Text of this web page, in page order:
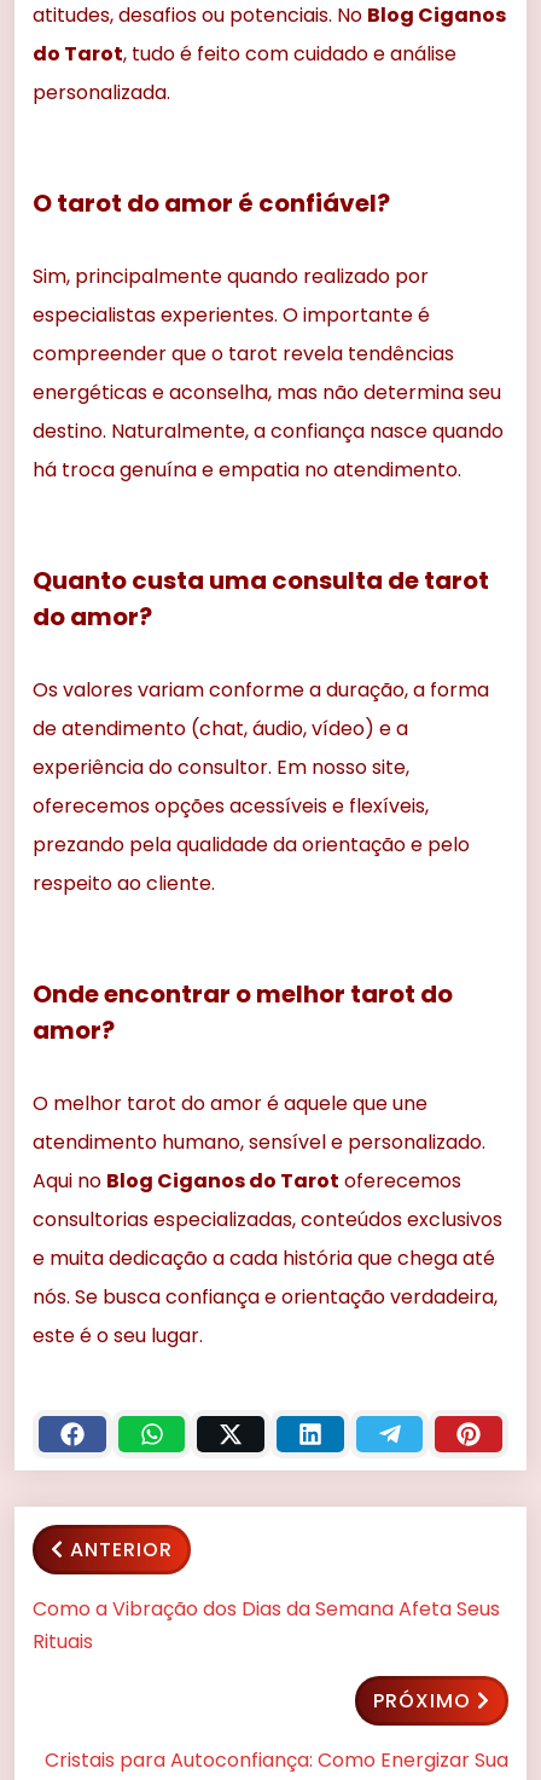
atitudes, desafios ou potenciais. No Blog Ciganos
do Tarot, tudo é feito com cuidado e análise
personalizada.
O tarot do amor é confiável?
Sim, principalmente quando realizado por
especialistas experientes. O importante é
compreender que o tarot revela tendências
energéticas e aconselha, mas não determina seu
destino. Naturalmente, a confiança nasce quando
há troca genuína e empatia no atendimento.
Quanto custa uma consulta de tarot
do amor?
Os valores variam conforme a duração, a forma
de atendimento (chat, áudio, vídeo) e a
experiência do consultor. Em nosso site,
oferecemos opções acessíveis e flexíveis,
prezando pela qualidade da orientação e pelo
respeito ao cliente.
Onde encontrar o melhor tarot do
amor?
O melhor tarot do amor é aquele que une
atendimento humano, sensível e personalizado.
Aqui no Blog Ciganos do Tarot oferecemos
consultorias especializadas, conteúdos exclusivos
e muita dedicação a cada história que chega até
nós. Se busca confiança e orientação verdadeira,
este é o seu lugar.
ANTERIOR
Como a Vibração dos Dias da Semana Afeta Seus
Rituais
PRÓXIMO
Cristais para Autoconfiança: Como Energizar Sua